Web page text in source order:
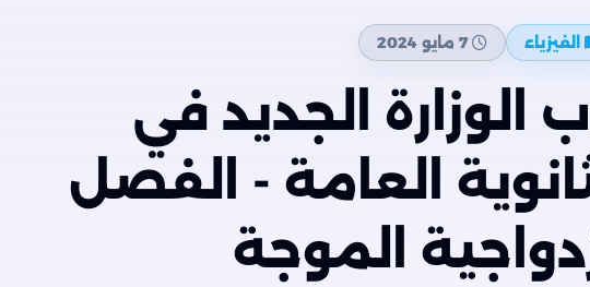
الفيزياء 7 مايو 2024
الوزارة الجديد في
العامة - الفصل
الموجة